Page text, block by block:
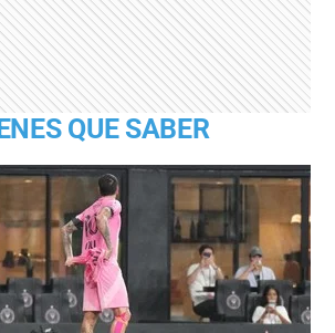
QUE SABER